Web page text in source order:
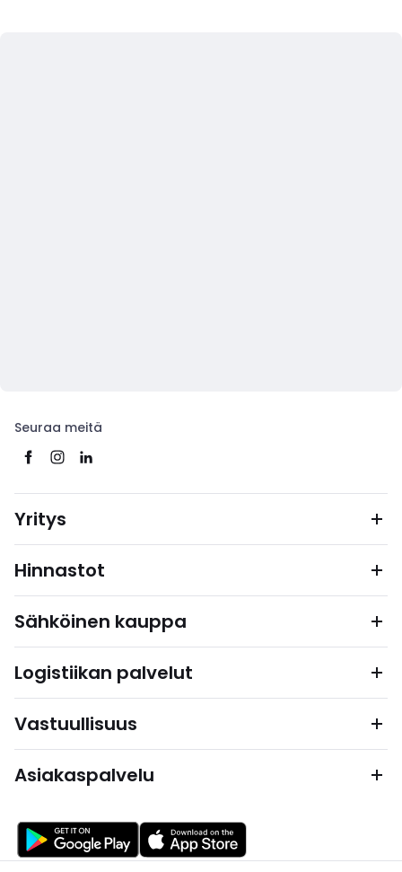
Seuraa meitä
Yritys
Hinnastot
Sähköinen kauppa
Logistiikan palvelut
Vastuullisuus
Asiakaspalvelu